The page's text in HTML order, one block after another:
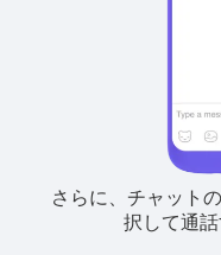
さらに、チャット
択して通話